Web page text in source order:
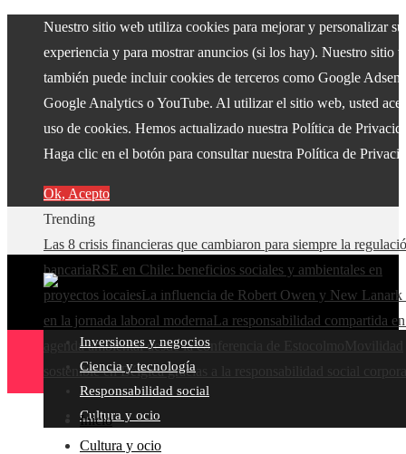
Nuestro sitio web utiliza cookies para mejorar y personalizar su
experiencia y para mostrar anuncios (si los hay). Nuestro sitio
también puede incluir cookies de terceros como Google
Google Analytics o YouTube. Al utilizar el sitio web, usted
uso de cookies. Hemos actualizado nuestra Política de
Haga clic en el botón para consultar nuestra Política de
Ok, Acepto
Trending
Las 8 crisis financieras que cambiaron para siempre la
bancariaRSE en Chile: beneficios sociales y ambientales en
proyectos localesLa influencia de Robert Owen y New
en la jornada laboral modernaLa responsabilidad compartida
agenda ambiental desde la conferencia de Estocolmo
sostenible en Bélgica gracias a la responsabilidad social
Inversiones y negocios
Ciencia y tecnología
Responsabilidad social
Cultura y ocio
Inicio
Cultura y ocio